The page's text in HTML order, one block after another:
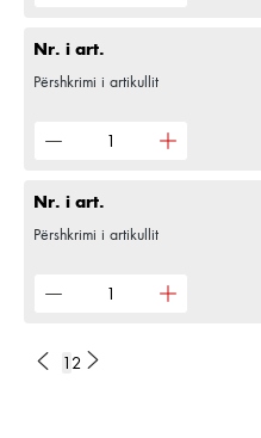
Nr. i art.
Përshkrimi i artikullit
Nr. i art.
Përshkrimi i artikullit
1 2